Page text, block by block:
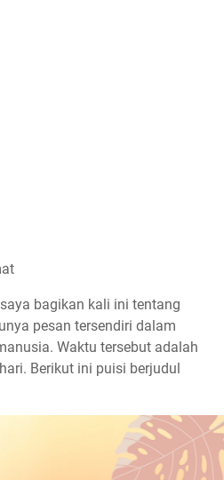
bagikan kali ini tentang
pesan tersendiri dalam
Waktu tersebut adalah
Berikut ini puisi berjudul